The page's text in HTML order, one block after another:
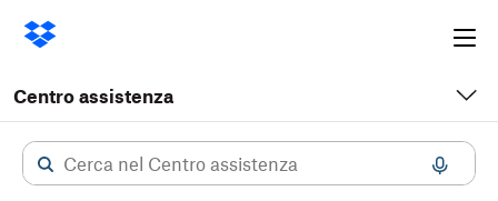
Centro assistenza